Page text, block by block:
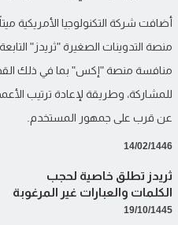
أضافت شركة التكنولوجيا الأمريكية
منصة التدوينات الصغيرة "ثريدز"
منافسة منصة "إكس" بما في ذلك
للمشاركة، وطريقة لإعادة ترتيب
عن قرب على جمهور المستخدم.
14/02/1446
ثريدز تطلق خاصية لحجب
الكلمات والعبارات غير المرغوبة
19/10/1445